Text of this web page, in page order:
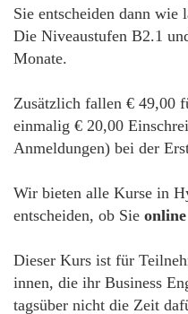
Sie entscheiden dann wie
Die Niveaustufen B2.1
Monate.
Zusätzlich fallen € 49,00
einmalig € 20,00
Anmeldungen) bei der
Wir bieten alle Kurse in
entscheiden, ob Sie
Dieser Kurs ist für
innen, die ihr Business
tagsüber nicht die Zeit